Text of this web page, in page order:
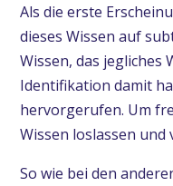
Als die erste
dieses Wissen auf
Wissen, das jegliches
Identifikation damit
hervorgerufen. Um
Wissen loslassen und
So wie bei den